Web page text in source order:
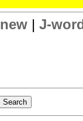
new| J-